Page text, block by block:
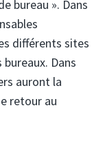
bureau ». Dans
différents sites
Dans
auront la
retour au